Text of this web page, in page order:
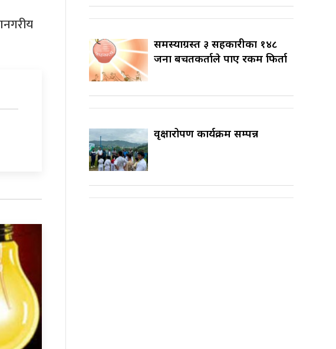
समस्याग्रस्त ३ सहकारीका १४८
जना बचतकर्ताले पाए रकम फिर्ता
वृक्षारोपण कार्यक्रम सम्पन्न